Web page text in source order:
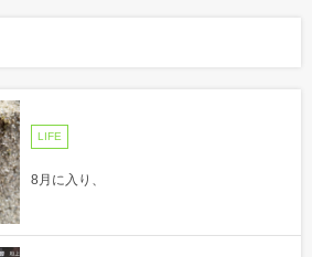
LIFE
8月に入り、